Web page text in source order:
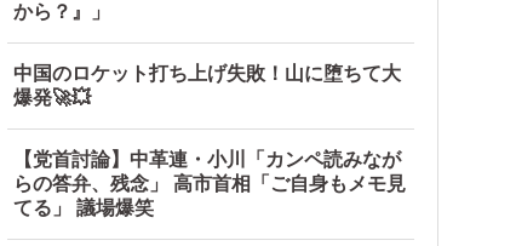
ｗｗｗｗｗｗｗｗｗｗｗ他
から？』」
中国のロケット打ち上げ失敗！山に堕ちて大
爆発🚀💥
【党首討論】中革連・小川「カンペ読みなが
らの答弁、残念」 高市首相「ご自身もメモ見
てる」 議場爆笑